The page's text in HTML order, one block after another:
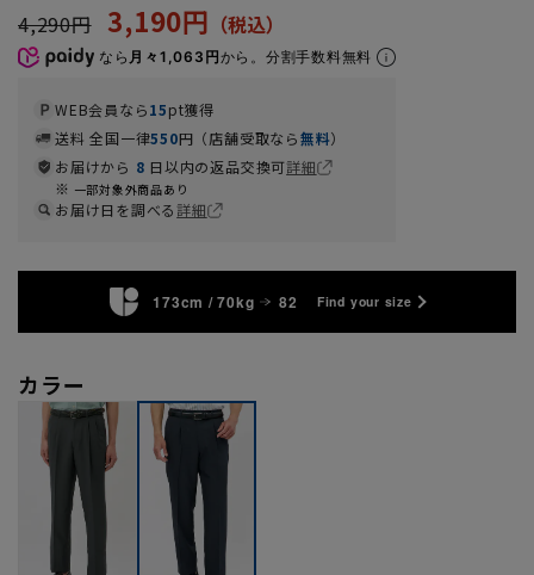
4,290円 3,190円
なら 月々1,063円から。分割手数料無料
WEB会員なら15pt獲得
送料 全国一律550円（店舗受取なら無料）
お届けから 8 日以内の返品交換可詳細
一部対象外商品あり
お届け日を調べる詳細
173cm / 70kg 82 Find your size
カラー